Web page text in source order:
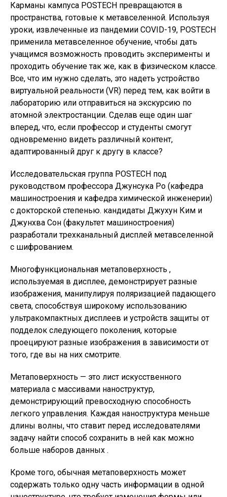
Карманы кампуса POSTECH превращаются в
пространства, готовые к метавселенной. Используя
уроки, извлеченные из пандемии COVID-19, POSTECH
применила метавселенное обучение, чтобы дать
учащимся возможность проводить эксперименты и
проходить обучение так же, как в физическом классе.
Все, что им нужно сделать, это надеть устройство
виртуальной реальности (VR) перед тем, как войти в
лабораторию или отправиться на экскурсию по
атомной электростанции. Сделав еще один шаг
вперед, что, если профессор и студенты смогут
одновременно видеть различный контент,
адаптированный друг к другу в классе?
Исследовательская группа POSTECH под
руководством профессора Джунсука Ро (кафедра
машиностроения и кафедра химической инженерии)
с докторской степенью. кандидаты Джухун Ким и
Джунхва Сон (факультет машиностроения)
разработали трехканальный дисплей метавселенной
с шифрованием.
Многофункциональная метаповерхность ,
используемая в дисплее, демонстрирует разные
изображения, манипулируя поляризацией падающего
света, способствуя широкому использованию
ультракомпактных дисплеев и устройств защиты от
подделок следующего поколения, которые
проецируют разные изображения в зависимости от
того, где вы на них смотрите.
Метаповерхность — это лист искусственного
материала с массивами наноструктур,
демонстрирующий превосходную способность
легкого управления. Каждая наноструктура меньше
длины волны, что ставит перед исследователями
задачу найти способ сохранить в ней как можно
больше наборов данных .
Кроме того, обычная метаповерхность может
содержать только одну часть информации в одной